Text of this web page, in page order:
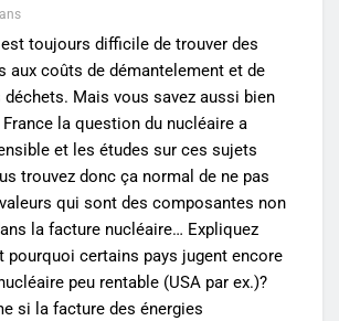
est toujours difficile de trouver des
aux coûts de démantelement et de
Mais vous savez aussi bien
France la question du nucléaire a
et les études sur ces sujets
trouvez donc ça normal de ne pas
qui sont des composantes non
la facture nucléaire… Expliquez
pourquoi certains pays jugent encore
peu rentable (USA par ex.)?
si la facture des énergies